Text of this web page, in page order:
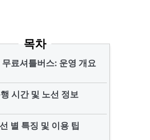
목차
무료셔틀버스: 운영 개요
시간 및 노선 정보
별 특징 및 이용 팁